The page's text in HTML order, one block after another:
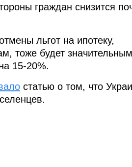
граждан снизится
льгот на ипотеку,
тоже будет
15-20%.
статью о том, что